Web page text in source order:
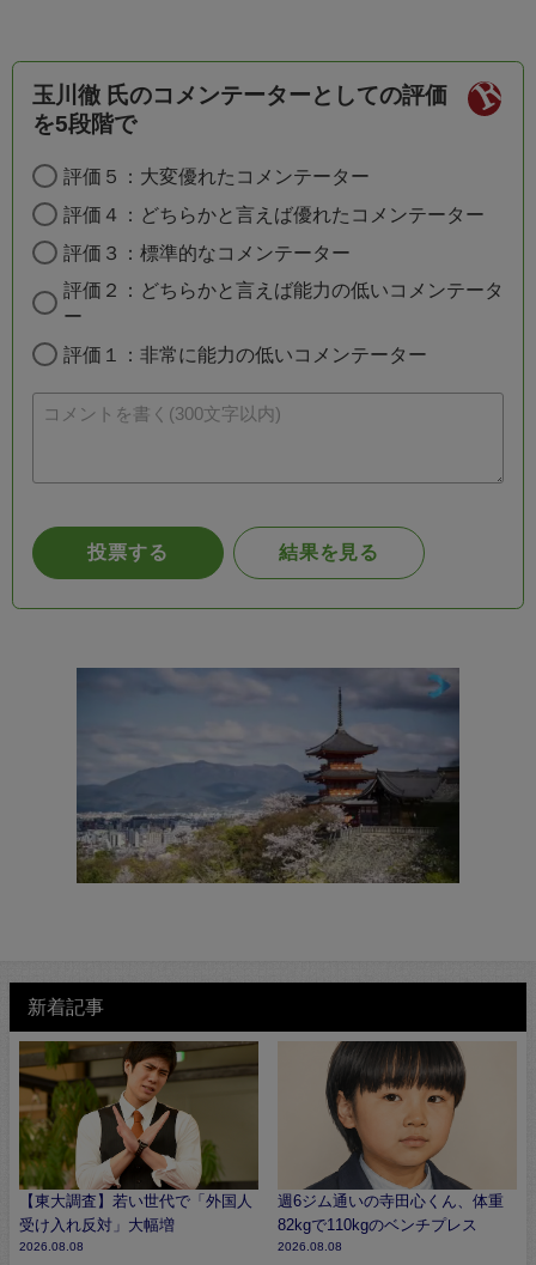
新着記事
【東大調査】若い世代で「外国人
受け入れ反対」大幅増
2026.08.08
週6ジム通いの寺田心くん、体重
82kgで110kgのベンチプレス
2026.08.08